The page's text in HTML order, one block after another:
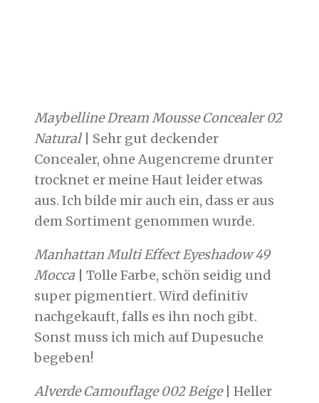
Maybelline Dream Mousse Concealer 02
Natural| Sehr gut deckender
Concealer, ohne Augencreme drunter
trocknet er meine Haut leider etwas
aus. Ich bilde mir auch ein, dass er aus
dem Sortiment genommen wurde.
Manhattan Multi Effect Eyeshadow 49
Mocca | Tolle Farbe, schön seidig und
super pigmentiert. Wird definitiv
nachgekauft, falls es ihn noch gibt.
Sonst muss ich mich auf Dupesuche
begeben!
Alverde Camouflage 002 Beige| Heller